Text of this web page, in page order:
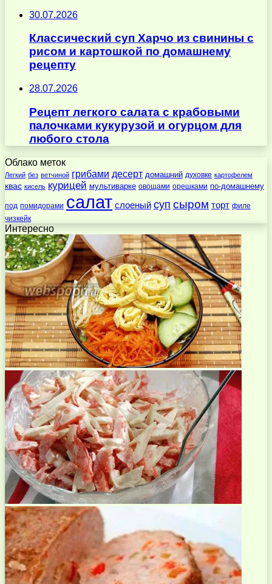
30.07.2026
Классический суп Харчо из свинины с
рисом и картошкой по домашнему
рецепту
28.07.2026
Рецепт легкого салата с крабовыми
палочками кукурузой и огурцом для
любого стола
Облако меток
Легкий без ветчиной грибами десерт домашний духовке картофелем
квас кисель курицей мультиварке овощами орешками по-домашнему
под помидорами салат слоеный суп сыром торт филе
чизкейк
Интересно